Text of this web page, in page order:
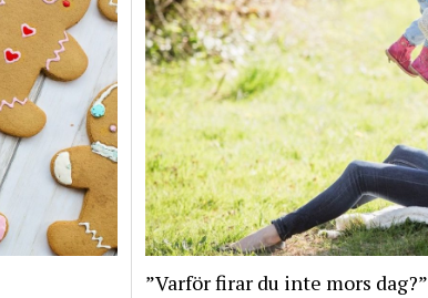
”Varför firar du inte mors dag?”